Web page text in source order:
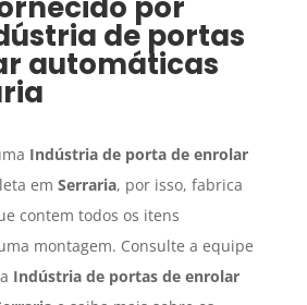
por
de portas
automáticas
Indústria de porta de enrolar
em Serraria, por isso, fabrica
contem todos os itens
montagem. Consulte a equipe
Indústria de portas de enrolar